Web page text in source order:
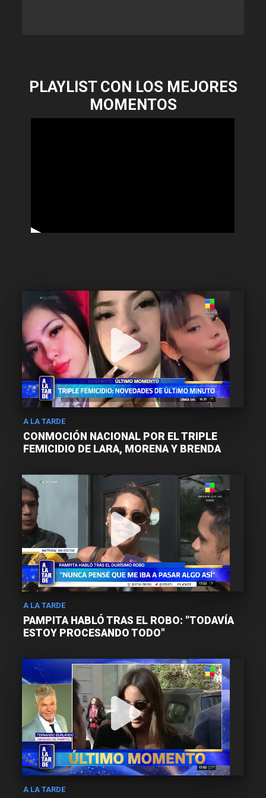
PLAYLIST CON LOS MEJORES
MOMENTOS
A LA TARDE
CONMOCIÓN NACIONAL POR EL TRIPLE
FEMICIDIO DE LARA, MORENA Y BRENDA
A LA TARDE
PAMPITA HABLÓ TRAS EL ROBO: "TODAVÍA
ESTOY PROCESANDO TODO"
A LA TARDE